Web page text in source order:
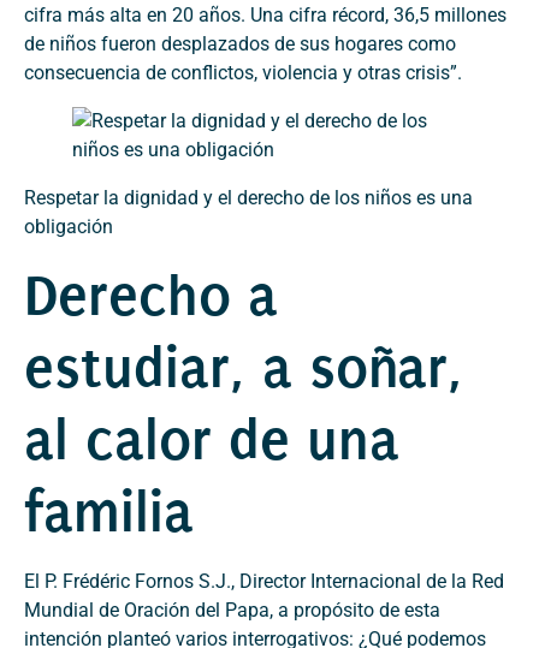
cifra más alta en 20 años. Una cifra récord, 36,5 millones
de niños fueron desplazados de sus hogares como
consecuencia de conflictos, violencia y otras crisis”.
Respetar la dignidad y el derecho de los niños es una
obligación
Derecho a
estudiar, a soñar,
al calor de una
familia
El P. Frédéric Fornos S.J., Director Internacional de la Red
Mundial de Oración del Papa, a propósito de esta
intención planteó varios interrogativos: ¿Qué podemos